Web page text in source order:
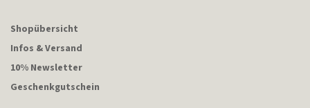
Shopübersicht
Infos & Versand
10% Newsletter
Geschenkgutschein